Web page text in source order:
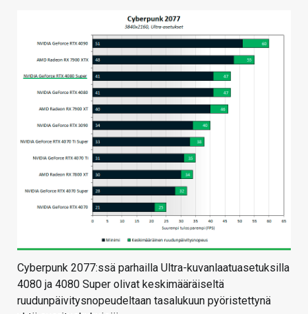
Cyberpunk 2077:ssä parhailla Ultra-kuvanlaatuasetuksilla
4080 ja 4080 Super olivat keskimääräiseltä
ruudunpäivitysnopeudeltaan tasalukuun pyöristettynä